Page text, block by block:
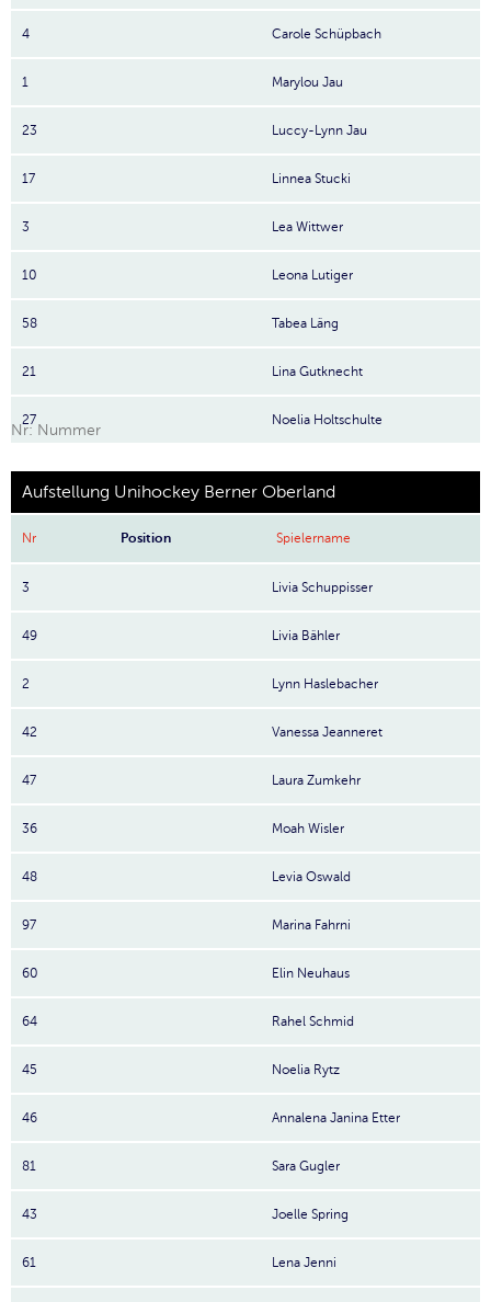
4 Carole Schüpbach
1 Marylou Jau
23 Luccy-Lynn Jau
17 Linnea Stucki
3 Lea Wittwer
10 Leona Lutiger
58 Tabea Läng
21 Lina Gutknecht
27 Noelia Holtschulte
Nr: Nummer
Aufstellung Unihockey Berner Oberland
Nr Position Spielername
3 Livia Schuppisser
49 Livia Bähler
2 Lynn Haslebacher
42 Vanessa Jeanneret
47 Laura Zumkehr
36 Moah Wisler
48 Levia Oswald
97 Marina Fahrni
60 Elin Neuhaus
64 Rahel Schmid
45 Noelia Rytz
46 Annalena Janina Etter
81 Sara Gugler
43 Joelle Spring
61 Lena Jenni